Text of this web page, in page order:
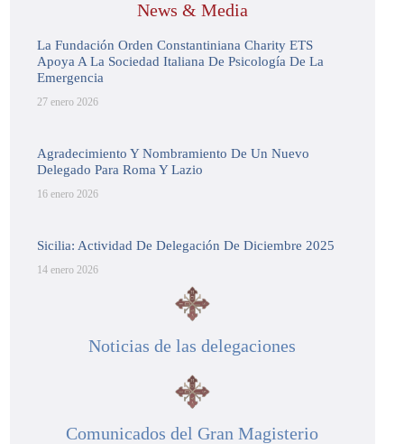
News & Media
La Fundación Orden Constantiniana Charity ETS
Apoya A La Sociedad Italiana De Psicología De La
Emergencia
27 enero 2026
Agradecimiento Y Nombramiento De Un Nuevo
Delegado Para Roma Y Lazio
16 enero 2026
Sicilia: Actividad De Delegación De Diciembre 2025
14 enero 2026
Noticias de las delegaciones
Comunicados del Gran Magisterio